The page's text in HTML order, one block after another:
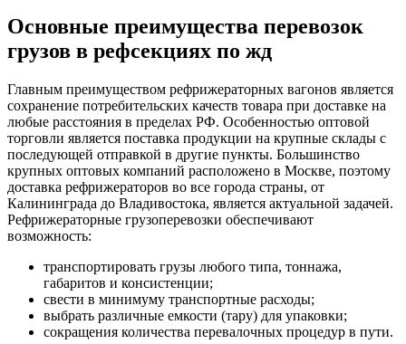
Основные преимущества перевозок
грузов в рефсекциях по жд
Главным преимуществом рефрижераторных вагонов является
сохранение потребительских качеств товара при доставке на
любые расстояния в пределах РФ. Особенностью оптовой
торговли является поставка продукции на крупные склады с
последующей отправкой в другие пункты. Большинство
крупных оптовых компаний расположено в Москве, поэтому
доставка рефрижераторов во все города страны, от
Калининграда до Владивостока, является актуальной задачей.
Рефрижераторные грузоперевозки обеспечивают
возможность:
транспортировать грузы любого типа, тоннажа,
габаритов и консистенции;
свести в минимуму транспортные расходы;
выбрать различные емкости (тару) для упаковки;
сокращения количества перевалочных процедур в пути.